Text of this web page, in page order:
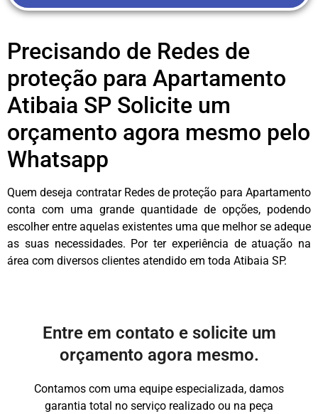
Precisando de Redes de
proteção para Apartamento
Atibaia SP Solicite um
orçamento agora mesmo pelo
Whatsapp
Quem deseja contratar Redes de proteção para Apartamento
conta com uma grande quantidade de opções, podendo
escolher entre aquelas existentes uma que melhor se adeque
as suas necessidades. Por ter experiência de atuação na
área com diversos clientes atendido em toda Atibaia SP.
Entre em contato e solicite um
orçamento agora mesmo.
Contamos com uma equipe especializada, damos
garantia total no serviço realizado ou na peça